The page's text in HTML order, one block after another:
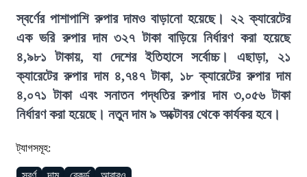
স্বর্ণের পাশাপাশি রুপার দামও বাড়ানো হয়েছে। ২২ ক্যারেটের
এক ভরি রুপার দাম ৩২৭ টাকা বাড়িয়ে নির্ধারণ করা হয়েছে
৪,৯৮১ টাকায়, যা দেশের ইতিহাসে সর্বোচ্চ। এছাড়া, ২১
ক্যারেটের রুপার দাম ৪,৭৪৭ টাকা, ১৮ ক্যারেটের রুপার দাম
৪,০৭১ টাকা এবং সনাতন পদ্ধতির রুপার দাম ৩,০৫৬ টাকা
নির্ধারণ করা হয়েছে। নতুন দাম ৯ অক্টোবর থেকে কার্যকর হবে।
ট্যাগসমূহ: